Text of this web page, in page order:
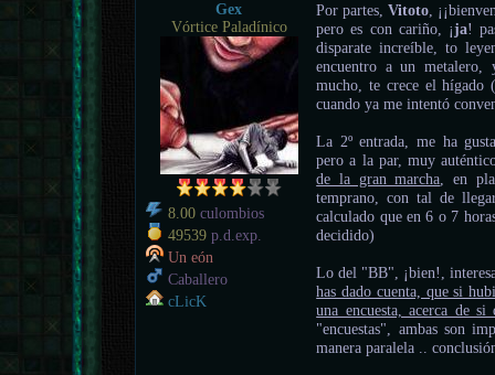
Gex
Vórtice Paladínico
8.00 culombios
49539 p.d.exp.
Un eón
Caballero
cLicK
Por partes,Vitoto,
pero es con cariño, ¡ja!
disparate increíble, to
encuentro a un metalero,
mucho, te crece el hígado
cuando ya me intentó
La 2º entrada, me ha
pero a la par, muy
de la gran marcha, en
temprano, con tal de
calculado que en 6 o 7
decidido)
Lo del "BB", ¡bien!,
has dado cuenta, que si
una encuesta, acerca de si
"encuestas", ambas son
manera paralela ..